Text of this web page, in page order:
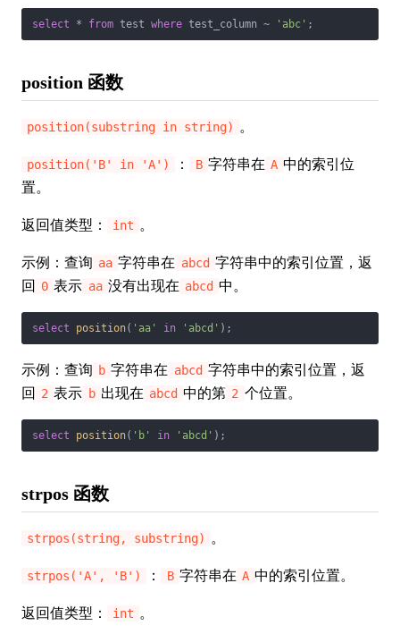
select * from test where test_column ~ 'abc' ;
position 函数
position(substring in string) 。
position('B' in 'A') ： B 字符串在 A 中的索引位
置。
返回值类型： int 。
示例：查询 aa 字符串在 abcd 字符串中的索引位置，返
回
0 表示 aa 没有出现在 abcd 中。
select position( 'aa' in 'abcd' );
示例：查询 b 字符串在 abcd 字符串中的索引位置，返
回
2 表示 b 出现在 abcd 中的第 2 个位置。
select position( 'b' in 'abcd' );
strpos 函数
strpos(string, substring) 。
strpos('A', 'B') ： B 字符串在 A 中的索引位置。
返回值类型： int 。